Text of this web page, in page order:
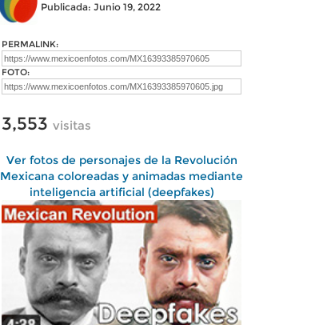
Publicada: Junio 19, 2022
PERMALINK:
FOTO:
3,553 visitas
Ver fotos de personajes de la Revolución
Mexicana coloreadas y animadas mediante
inteligencia artificial (deepfakes)